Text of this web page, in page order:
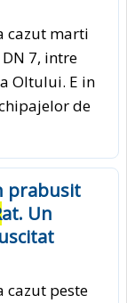
cazut marti
7, intre
Oltului. E in
de
prabusit
at. Un
cazut peste